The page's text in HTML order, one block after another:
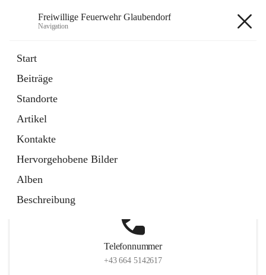
Freiwillige Feuerwehr Glaubendorf
Navigation
Start
Beiträge
Standorte
Artikel
Kontakte
Hervorgehobene Bilder
Alben
Beschreibung
Telefonnummer
+43 664 5142617